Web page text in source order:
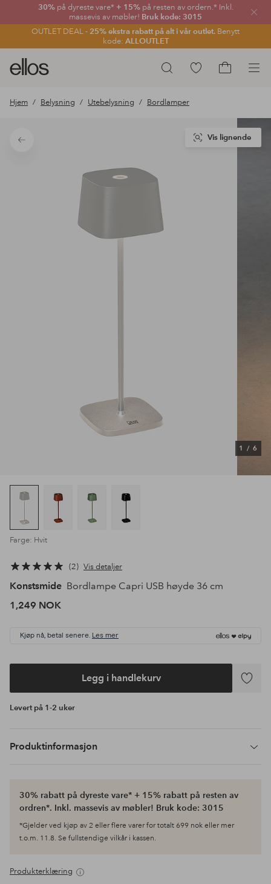
30% på dyreste vare* + 15%på resten av ordern.* Inkl.
massevis av møbler! Bruk kode: 3015
OUTLET DEAL - 25% ekstra rabatt på alt i vår outlet. Benytt
kode: ALLOUTLET
Lukk
Søk
Ellos
logo
gå
forsiden
Gå
Hjem Belysning Utebelysning Bordlamper
Tilbake
1 / 6
Vis lignende
Farge: Hvit
2 Vis detaljer
Konstsmide Bordlampe Capri USB høyde 36 cm
1,249 NOK
Kjøp nå, betal senere. Les mer
Legg i handlekurv
Legg
Levert på 1-2 uker
Produktinformasjon
30% rabatt på dyreste vare* + 15% rabatt på resten av
ordren*. Inkl. massevis av møbler! Bruk kode: 3015
*Gjelder ved kjøp av 2 eller flere varer for totalt 699 nok eller mer
t.o.m. 11.8. Se fullstendige vilkår i kassen.
Produkterklæring